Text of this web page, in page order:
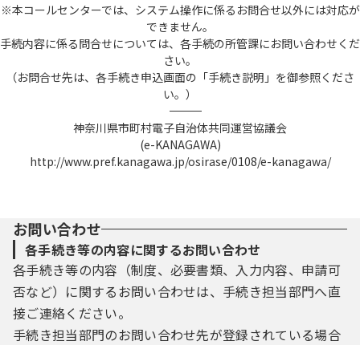
※本コールセンターでは、システム操作に係るお問合せ以外には対応が
できません。
手続内容に係る問合せについては、各手続の所管課にお問い合わせくだ
さい。
（お問合せ先は、各手続き申込画面の「手続き説明」を御参照くださ
い。）
――――――――――――――――――――――――――――――――――――――――――――――――――
神奈川県市町村電子自治体共同運営協議会
(e-KANAGAWA)
http://www.pref.kanagawa.jp/osirase/0108/e-kanagawa/
お問い合わせ
各手続き等の内容に関するお問い合わせ
各手続き等の内容（制度、必要書類、入力内容、申請可
否など）に関するお問い合わせは、手続き担当部門へ直
接ご連絡ください。
手続き担当部門のお問い合わせ先が登録されている場合